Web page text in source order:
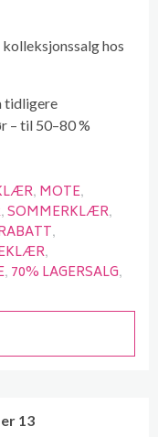
hos
tidligere
– til 50–80 %
MOTE
SOMMERKLÆR
70% LAGERSALG
13